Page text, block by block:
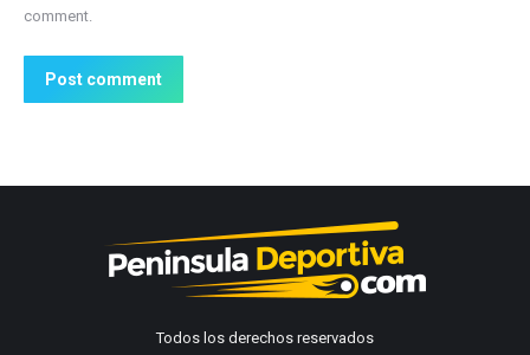
comment.
Post comment
Todos los derechos reservados